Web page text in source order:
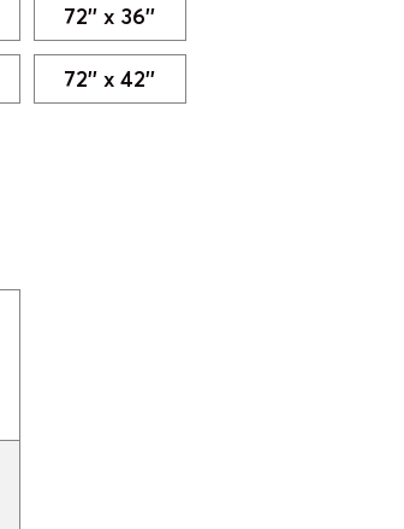
72'' x 36''
72'' x 42''